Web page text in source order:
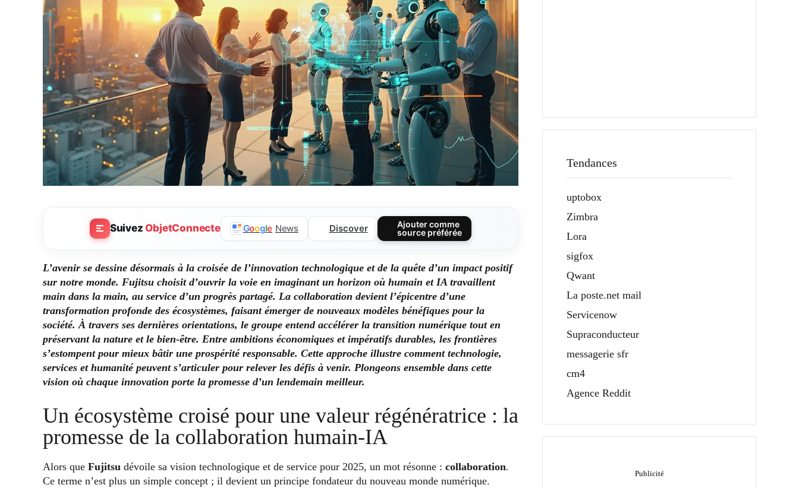
SuivezObjetConnecte Google News Discover
Ajouter comme
source préférée
L’avenir se dessine désormais à la croisée de l’innovation technologique et de la quête d’un impact positif
sur notre monde. Fujitsu choisit d’ouvrir la voie en imaginant un horizon où humain et IA travaillent
main dans la main, au service d’un progrès partagé. La collaboration devient l’épicentre d’une
transformation profonde des écosystèmes, faisant émerger de nouveaux modèles bénéfiques pour la
société. À travers ses dernières orientations, le groupe entend accélérer la transition numérique tout en
préservant la nature et le bien-être. Entre ambitions économiques et impératifs durables, les frontières
s’estompent pour mieux bâtir une prospérité responsable. Cette approche illustre comment technologie,
services et humanité peuvent s’articuler pour relever les défis à venir. Plongeons ensemble dans cette
vision où chaque innovation porte la promesse d’un lendemain meilleur.
Un écosystème croisé pour une valeur régénératrice : la
promesse de la collaboration humain-IA
Alors que Fujitsu dévoile sa vision technologique et de service pour 2025, un mot résonne : collaboration.
Ce terme n’est plus un simple concept ; il devient un principe fondateur du nouveau monde numérique.
Tendances
uptobox
Zimbra
Lora
sigfox
Qwant
La poste.net mail
Servicenow
Supraconducteur
messagerie sfr
cm4
Agence Reddit